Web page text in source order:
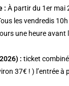
: À partir du 1er mai
les vendredis
une heure avant
:ticket
37€ ! ) l’entrée à